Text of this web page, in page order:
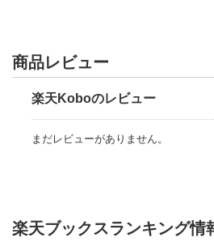
商品レビュー
楽天Koboのレビュー
まだレビューがありません。
楽天ブックスランキング情